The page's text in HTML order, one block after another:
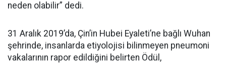
neden olabilir” dedi.
31 Aralık 2019’da, Çin’in Hubei Eyaleti’ne bağlı Wuhan
şehrinde, insanlarda etiyolojisi bilinmeyen pneumoni
vakalarının rapor edildiğini belirten Ödül,